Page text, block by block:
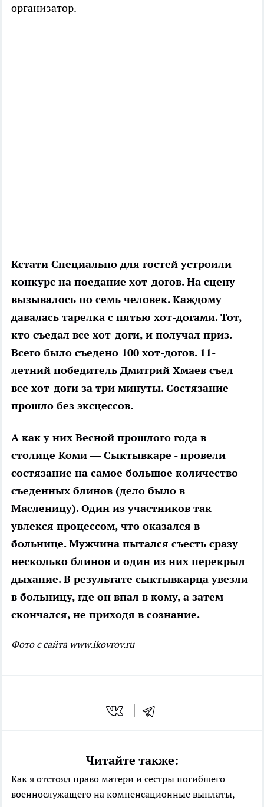
организатор.
Кстати Специально для гостей устроили
конкурс на поедание хот-догов. На сцену
вызывалось по семь человек. Каждому
давалась тарелка с пятью хот-догами. Тот,
кто съедал все хот-доги, и получал приз.
Всего было съедено 100 хот-догов. 11-
летний победитель Дмитрий Хмаев съел
все хот-доги за три минуты. Состязание
прошло без эксцессов.
А как у них Весной прошлого года в
столице Коми — Сыктывкаре - провели
состязание на самое большое количество
съеденных блинов (дело было в
Масленицу). Один из участников так
увлекся процессом, что оказался в
больнице. Мужчина пытался съесть сразу
несколько блинов и один из них перекрыл
дыхание. В результате сыктывкарца увезли
в больницу, где он впал в кому, а затем
скончался, не приходя в сознание.
Фото с сайта www.ikovrov.ru
Читайте также:
Как я отстоял право матери и сестры погибшего
военнослужащего на компенсационные выплаты,